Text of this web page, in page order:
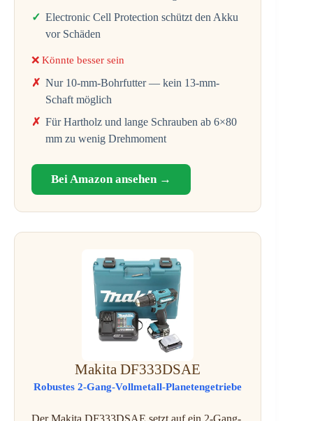
Electronic Cell Protection schützt den Akku
vor Schäden
❌ Könnte besser sein
Nur 10-mm-Bohrfutter — kein 13-mm-
Schaft möglich
Für Hartholz und lange Schrauben ab 6×80
mm zu wenig Drehmoment
Bei Amazon ansehen →
Makita DF333DSAE
Robustes 2-Gang-Vollmetall-Planetengetriebe
Der Makita DF333DSAE setzt auf ein 2-Gang-